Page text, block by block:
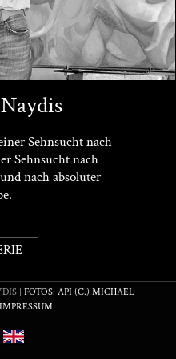
Sehnsucht nach
Sehnsucht nach
nach absoluter
| FOTOS: API (C.) MICHAEL
IMPRESSUM